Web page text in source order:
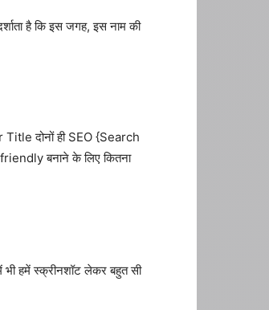
है कि इस जगह, इस नाम की
दोनों ही SEO {Search
बनाने के लिए कितना
हमें स्क्रीनशॉट लेकर बहुत सी